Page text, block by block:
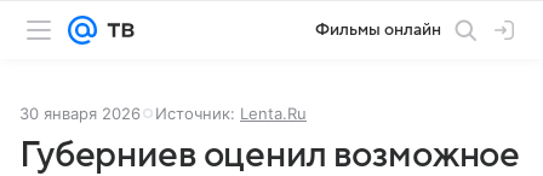
Фильмы онлайн
30 января 2026 Источник: Lenta.Ru
Губерниев оценил возможное